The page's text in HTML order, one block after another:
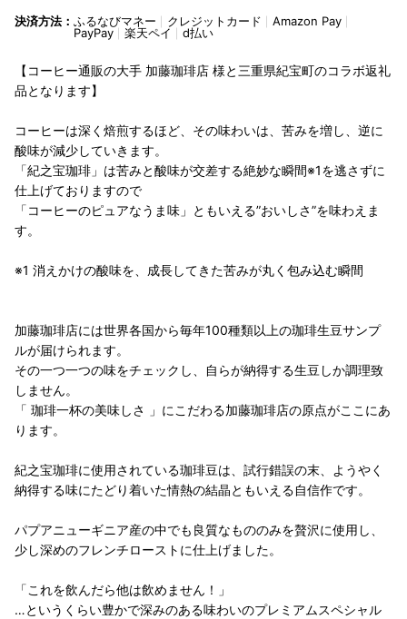
決済方法： ふるなびマネー クレジットカード
Amazon Pay
PayPay
楽天ペイ d払い
【コーヒー通販の大手 加藤珈琲店 様と三重県紀宝町のコラボ返礼
品となります】
コーヒーは深く焙煎するほど、その味わいは、苦みを増し、逆に
酸味が減少していきます。
「紀之宝珈琲」は苦みと酸味が交差する絶妙な瞬間※1を逃さずに
仕上げておりますので
「コーヒーのピュアなうま味」ともいえる”おいしさ”を味わえま
す。
※1 消えかけの酸味を、成長してきた苦みが丸く包み込む瞬間
加藤珈琲店には世界各国から毎年100種類以上の珈琲生豆サンプ
ルが届けられます。
その一つ一つの味をチェックし、自らが納得する生豆しか調理致
しません。
「 珈琲一杯の美味しさ 」にこだわる加藤珈琲店の原点がここにあ
ります。
紀之宝珈琲に使用されている珈琲豆は、試行錯誤の末、ようやく
納得する味にたどり着いた情熱の結晶ともいえる自信作です。
パプアニューギニア産の中でも良質なもののみを贅沢に使用し、
少し深めのフレンチローストに仕上げました。
「これを飲んだら他は飲めません！」
…というくらい豊かで深みのある味わいのプレミアムスペシャル